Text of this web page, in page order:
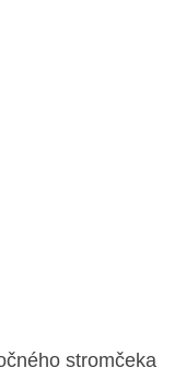
stromčeka